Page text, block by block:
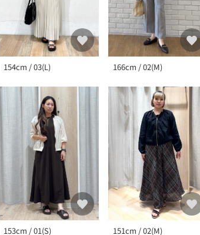
154cm / 03(L) 166cm / 02(M)
153cm / 01(S) 151cm / 02(M)